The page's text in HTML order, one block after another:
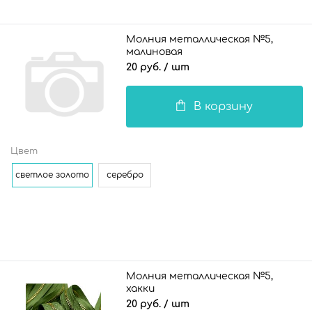
Молния металлическая №5,
малиновая
20 руб. / шт
В корзину
Цвет
светлое золото серебро
Молния металлическая №5,
хакки
20 руб. / шт